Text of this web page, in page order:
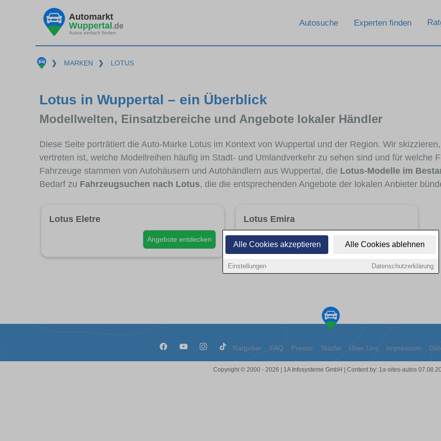
Alle Cookies akzeptieren Alle Cookies ablehnen
Einstellungen Datenschutzerklärung
Automarkt
Wuppertal.de
Autos einfach finden
Autosuche Experten finden
❯ MARKEN ❯ LOTUS
Lotus in Wuppertal – ein Überblick
Modellwelten, Einsatzbereiche und Angebote lokaler Händler
Diese Seite porträtiert die Auto-Marke Lotus im Kontext von Wuppertal und der Region. Wir
vertreten ist, welche Modellreihen häufig im Stadt- und Umlandverkehr zu sehen sind und für welche
Fahrzeuge stammen von Autohäusern und Autohändlern aus Wuppertal, die Lotus-Modelle im
Bedarf zu Fahrzeugsuchen nach Lotus, die die entsprechenden Angebote der lokalen Anbieter
Lotus Eletre
Angebote entdecken
Lotus Emira
Ratgeber FAQ Presse Städte Über Uns Impressum
Copyright © 2000 - 2026 | 1A Infosysteme GmbH | Content by: 1a-sites-autos